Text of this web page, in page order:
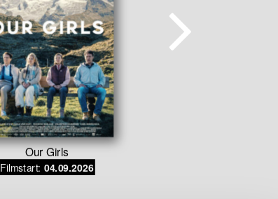
Our Girls
Filmstart: 04.09.2026